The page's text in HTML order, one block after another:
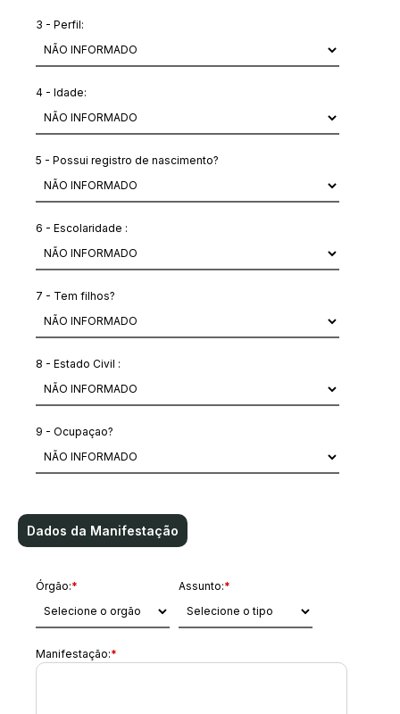
3 - Perfil:
4 - Idade:
5 - Possui registro de nascimento?
6 - Escolaridade :
7 - Tem filhos?
8 - Estado Civil :
9 - Ocupaçao?
Dados da Manifestação
Órgão:* Assunto:*
Manifestação:*